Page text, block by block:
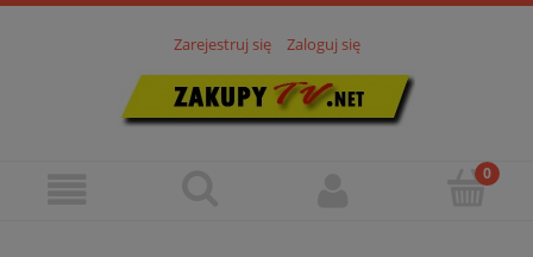
Zarejestruj się Zaloguj się